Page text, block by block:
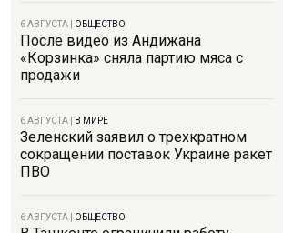
6 АВГУСТА ОБЩЕСТВО
После видео из Андижана
«Корзинка» сняла партию мяса с
продажи
6 АВГУСТА В МИРЕ
Зеленский заявил о трехкратном
сокращении поставок Украине ракет
ПВО
6 АВГУСТА ОБЩЕСТВО